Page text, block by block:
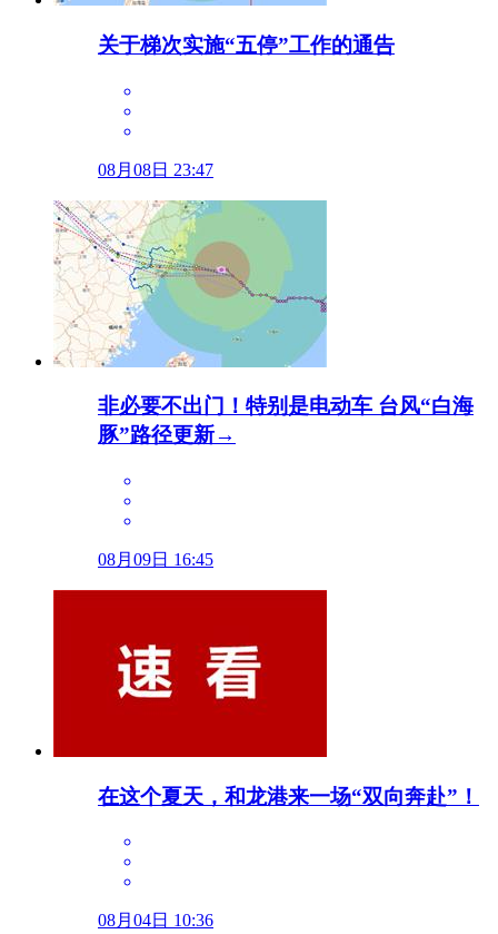
关于梯次实施“五停”工作的通告
08月08日 23:47
非必要不出门！特别是电动车 台风“白海
豚”路径更新→
08月09日 16:45
在这个夏天，和龙港来一场“双向奔赴”！
08月04日 10:36